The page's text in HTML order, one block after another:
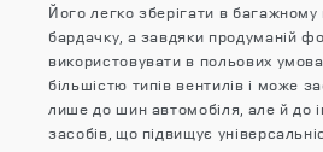
Його легко зберігати в багажному
бардачку, а завдяки продуманій
використовувати в польових
більшістю типів вентилів і може
лише до шин автомобіля, але й до
засобів, що підвищує